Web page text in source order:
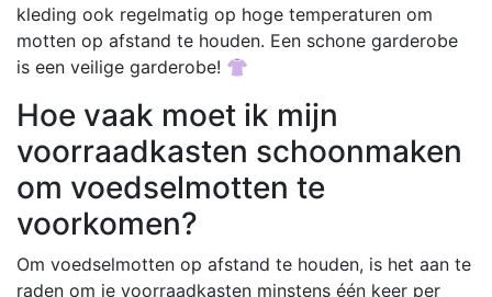
kleding ook regelmatig op hoge temperaturen om
motten op afstand te houden. Een schone garderobe
is een veilige garderobe! 👚
Hoe vaak moet ik mijn
voorraadkasten schoonmaken
om voedselmotten te
voorkomen?
Om voedselmotten op afstand te houden, is het aan te
raden om je voorraadkasten minstens één keer per